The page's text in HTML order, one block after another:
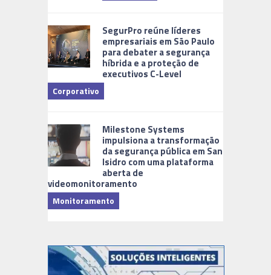
SegurPro reúne líderes
empresariais em São Paulo
para debater a segurança
híbrida e a proteção de
executivos C-Level
Corporativo
Milestone Systems
impulsiona a transformação
da segurança pública em San
Isidro com uma plataforma
aberta de
videomonitoramento
Monitoramento